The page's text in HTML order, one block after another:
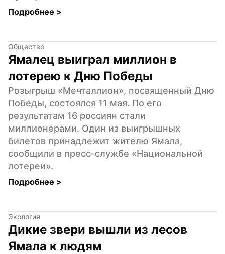
Подробнее >
Общество
Ямалец выиграл миллион в
лотерею к Дню Победы
Розыгрыш «Мечталлион», посвященный Дню
Победы, состоялся 11 мая. По его
результатам 16 россиян стали
миллионерами. Один из выигрышных
билетов принадлежит жителю Ямала,
сообщили в пресс-службе «Национальной
лотереи».
Подробнее >
Экология
Дикие звери вышли из лесов
Ямала к людям